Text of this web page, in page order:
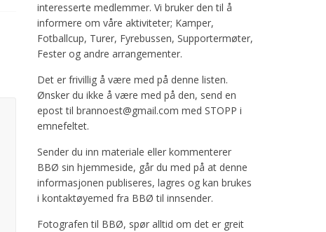
interesserte medlemmer. Vi bruker den til å
informere om våre aktiviteter; Kamper,
Fotballcup, Turer, Fyrebussen, Supportermøter,
Fester og andre arrangementer.
Det er frivillig å være med på denne listen.
Ønsker du ikke å være med på den, send en
epost til brannoest@gmail.com med STOPP i
emnefeltet.
Sender du inn materiale eller kommenterer
BBØ sin hjemmeside, går du med på at denne
informasjonen publiseres, lagres og kan brukes
i kontaktøyemed fra BBØ til innsender.
Fotografen til BBØ, spør alltid om det er greit